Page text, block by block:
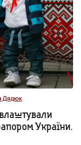
Дядюк
України.